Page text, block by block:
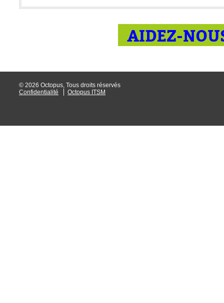
AIDEZ-
© 2026 Octopus, Tous droits réservés
Confidentialité
Octopus ITSM